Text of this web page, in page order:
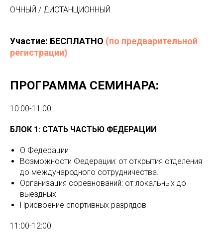
ОЧНЫЙ / ДИСТАНЦИОННЫЙ
Участие: БЕСПЛАТНО (по предварительной
регистрации)
ПРОГРАММА СЕМИНАРА:
10:00-11:00
БЛОК 1: СТАТЬ ЧАСТЬЮ ФЕДЕРАЦИИ
О Федерации
Возможности Федерации: от открытия отделения
до международного сотрудничества.
Организация соревнований: от локальных до
выездных
Присвоение спортивных разрядов
11:00-12:00